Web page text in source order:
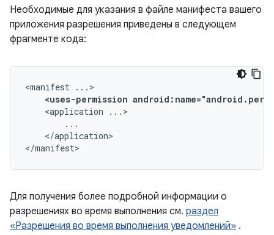
Необходимые для указания в файле манифеста вашего
приложения разрешения приведены в следующем
фрагменте кода:
<manifest
<uses-permission
<application
</application>
</manifest>
Для получения более подробной информации о
разрешениях во время выполнения см. раздел
«Разрешения во время выполнения уведомлений» .